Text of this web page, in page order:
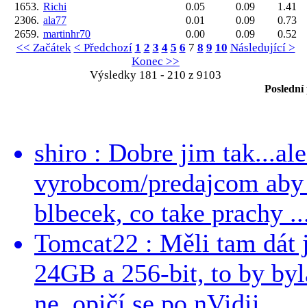
1653. Richi 0.05 0.09
1.41
2306. ala77 0.01 0.09
0.73
2659. martinhr70 0.00 0.09 0.52
<< Začátek < Předchozí 1 2 3 4 5 6 7 8 9 10 Následující >
Konec >>
Výsledky 181 - 210 z 9103
shiro : Dobre jim
vyrobcom/predajcom
blbecek, co take prachy
Tomcat22 : Měli tam dát
24GB a 256-bit, to by